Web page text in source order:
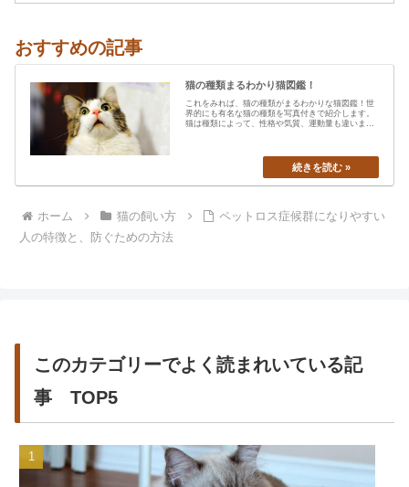
おすすめの記事
猫の種類まるわかり猫図鑑！
これをみれば、猫の種類がまるわかりな猫図鑑！世
界的にも有名な猫の種類を写真付きで紹介します。
猫は種類によって、性格や気質、運動量も違います
ホーム 猫の飼い方
ペットロス症候群になりやすい
人の特徴と、防ぐための方法
このカテゴリーでよく読まれいている記
事 TOP5